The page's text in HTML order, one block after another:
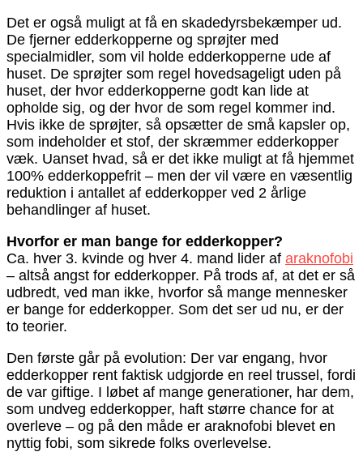
Det er også muligt at få en skadedyrsbekæmper ud.
De fjerner edderkopperne og sprøjter med
specialmidler, som vil holde edderkopperne ude af
huset. De sprøjter som regel hovedsageligt uden på
huset, der hvor edderkopperne godt kan lide at
opholde sig, og der hvor de som regel kommer ind.
Hvis ikke de sprøjter, så opsætter de små kapsler op,
som indeholder et stof, der skræmmer edderkopper
væk. Uanset hvad, så er det ikke muligt at få hjemmet
100% edderkoppefrit – men der vil være en væsentlig
reduktion i antallet af edderkopper ved 2 årlige
behandlinger af huset.
Hvorfor er man bange for edderkopper?
Ca. hver 3. kvinde og hver 4. mand lider af araknofobi
– altså angst for edderkopper. På trods af, at det er så
udbredt, ved man ikke, hvorfor så mange mennesker
er bange for edderkopper. Som det ser ud nu, er der
to teorier.
Den første går på evolution: Der var engang, hvor
edderkopper rent faktisk udgjorde en reel trussel, fordi
de var giftige. I løbet af mange generationer, har dem,
som undveg edderkopper, haft større chance for at
overleve – og på den måde er araknofobi blevet en
nyttig fobi, som sikrede folks overlevelse.